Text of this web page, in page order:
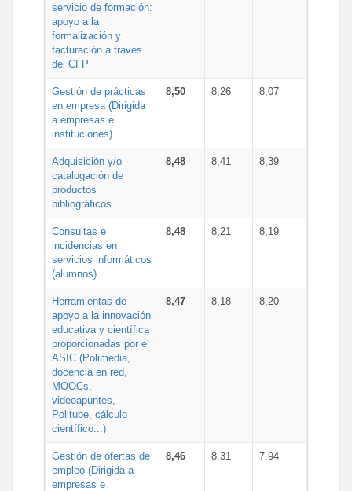
servicio de formación:
apoyo a la
formalización y
facturación a través
del CFP
Gestión de prácticas
en empresa (Dirigida
a empresas e
instituciones)
8,50 8,26 8,07
Adquisición y/o
catalogación de
productos
bibliográficos
8,48 8,41 8,39
Consultas e
incidencias en
servicios informáticos
(alumnos)
8,48 8,21 8,19
Herramientas de
apoyo a la innovación
educativa y científica
proporcionadas por el
ASIC (Polimedia,
docencia en red,
MOOCs,
videoapuntes,
Politube, cálculo
científico...)
8,47 8,18 8,20
Gestión de ofertas de
empleo (Dirigida a
empresas e
8,46 8,31 7,94